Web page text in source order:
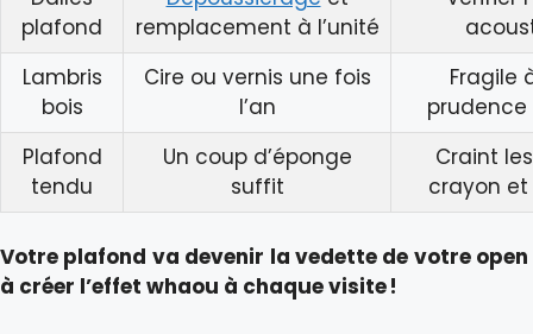
plafond
remplacement à l’unité
Lambris
bois
Cire ou vernis une fois
l’an
Fragile
Plafond
tendu
Un coup d’éponge
suffit
Craint
crayon et
Votre plafond va devenir la vedette de votre
à créer l’effet whaou à chaque visite !